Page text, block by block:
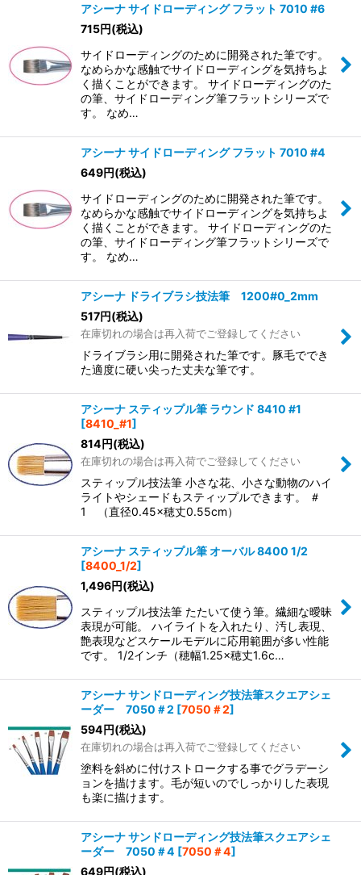
アシーナ サイドローディング フラット 7010 #6
715円(税込)
サイドローディングのために開発された筆です。
なめらかな感触でサイドローディングを気持ちよ
く描くことができます。 サイドローディングのた
の筆、サイドローディング筆フラットシリーズで
す。 なめ…
アシーナ サイドローディング フラット 7010 #4
649円(税込)
サイドローディングのために開発された筆です。
なめらかな感触でサイドローディングを気持ちよ
く描くことができます。 サイドローディングのた
の筆、サイドローディング筆フラットシリーズで
す。 なめ…
アシーナ ドライブラシ技法筆 1200#0_2mm
517円(税込)
在庫切れの場合は再入荷でご登録してください
ドライブラシ用に開発された筆です。豚毛ででき
た適度に硬い尖った丈夫な筆です。
アシーナ スティップル筆 ラウンド 8410 #1
[8410_#1]
814円(税込)
在庫切れの場合は再入荷でご登録してください
スティップル技法筆 小さな花、小さな動物のハイ
ライトやシェードもスティップルできます。 ＃
1 （直径0.45×穂丈0.55cm）
アシーナ スティップル筆 オーバル 8400 1/2
[8400_1/2]
1,496円(税込)
スティップル技法筆 たたいて使う筆。繊細な曖昧
表現が可能。 ハイライトを入れたり、汚し表現、
艶表現などスケールモデルに応用範囲が多い性能
です。 1/2インチ（穂幅1.25×穂丈1.6c…
アシーナ サンドローディング技法筆スクエアシェ
ーダー 7050＃2 [7050＃2]
594円(税込)
在庫切れの場合は再入荷でご登録してください
塗料を斜めに付けストロークする事でグラデーシ
ョンを描けます。毛が短いのでしっかりした表現
も楽に描けます。
アシーナ サンドローディング技法筆スクエアシェ
ーダー 7050＃4 [7050＃4]
649円(税込)